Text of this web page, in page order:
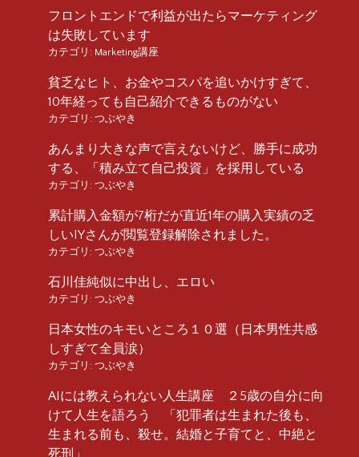
フロントエンドで利益が出たらマーケティング
は失敗しています
カテゴリ: Marketing講座
貧乏なヒト、お金やコスパを追いかけすぎて、
10年経っても自己紹介できるものがない
カテゴリ: つぶやき
あんまり大きな声で言えないけど、勝手に成功
する、「積み立て自己投資」を採用している
カテゴリ: つぶやき
累計購入金額が7桁だが直近1年の購入実績の乏
しいIYさんが閲覧登録解除されました。
カテゴリ: つぶやき
石川佳純似に中出し、エロい
カテゴリ: つぶやき
日本女性のキモいところ１０選（日本男性共感
しすぎて全員涙）
カテゴリ: つぶやき
AIには教えられない人生講座 ２5歳の自分に向
けて人生を語ろう 「犯罪者は生まれた後も、
生まれる前も、殺せ。結婚と子育てと、中絶と
死刑」